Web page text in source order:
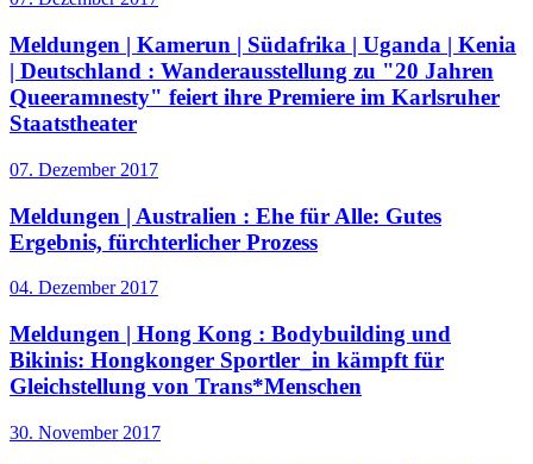
Meldungen | Kamerun | Südafrika | Uganda | Kenia
| Deutschland : Wanderausstellung zu "20 Jahren
Queeramnesty" feiert ihre Premiere im Karlsruher
Staatstheater
07. Dezember 2017
Meldungen | Australien : Ehe für Alle: Gutes
Ergebnis, fürchterlicher Prozess
04. Dezember 2017
Meldungen | Hong Kong : Bodybuilding und
Bikinis: Hongkonger Sportler_in kämpft für
Gleichstellung von Trans*Menschen
30. November 2017